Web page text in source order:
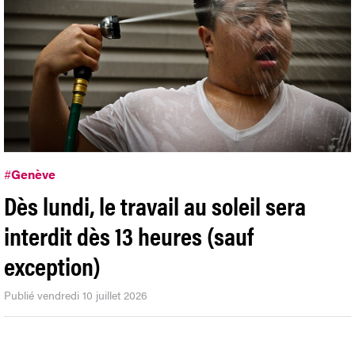
#Genève
Dès lundi, le travail au soleil sera
interdit dès 13 heures (sauf
exception)
Publié vendredi 10 juillet 2026